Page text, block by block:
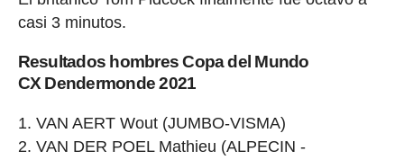
casi 3 minutos.
Resultados hombres Copa del Mundo
CX Dendermonde 2021
VAN AERT Wout (JUMBO-VISMA)
VAN DER POEL Mathieu (ALPECIN -